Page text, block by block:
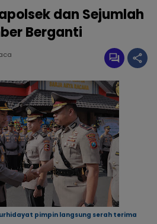
dan Sejumlah
Berganti
pimpin langsung serah terima